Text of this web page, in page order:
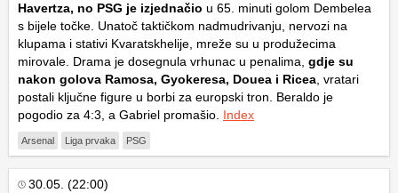
Havertza, no PSG je izjednačio u 65. minuti golom Dembelea
s bijele točke. Unatoč taktičkom nadmudrivanju, nervozi na
klupama i stativi Kvaratskhelije, mreže su u produžecima
mirovale. Drama je dosegnula vrhunac u penalima, gdje su
nakon golova Ramosa, Gyokeresa, Douea i Ricea , vratari
postali ključne figure u borbi za europski tron. Beraldo je
pogodio za 4:3, a Gabriel promašio. Index
Arsenal Liga prvaka PSG
30.05. (22:00)